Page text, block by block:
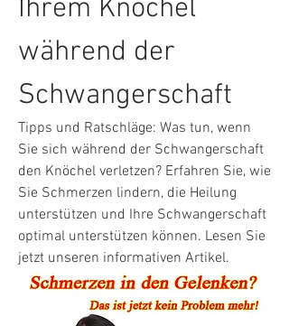
Ihrem Knöchel
während der
Schwangerschaft
Tipps und Ratschläge: Was tun, wenn
Sie sich während der Schwangerschaft
den Knöchel verletzen? Erfahren Sie, wie
Sie Schmerzen lindern, die Heilung
unterstützen und Ihre Schwangerschaft
optimal unterstützen können. Lesen Sie
jetzt unseren informativen Artikel.